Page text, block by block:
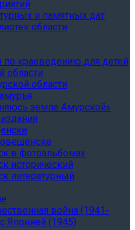
и памятных дат
области
краеведению для детей
области
области
земле Амурской»
в фотоальбомах
исторический
литературный
война (1941-
Японией (1945)